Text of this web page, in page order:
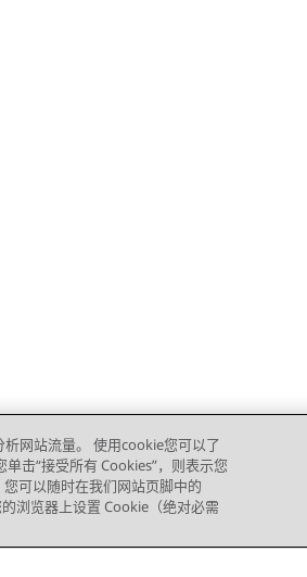
网站流量。 使用cookie您可以了
击“接受所有 Cookies”，则表示您
可以随时在我们网站页脚中的
浏览器上设置 Cookie（绝对必需